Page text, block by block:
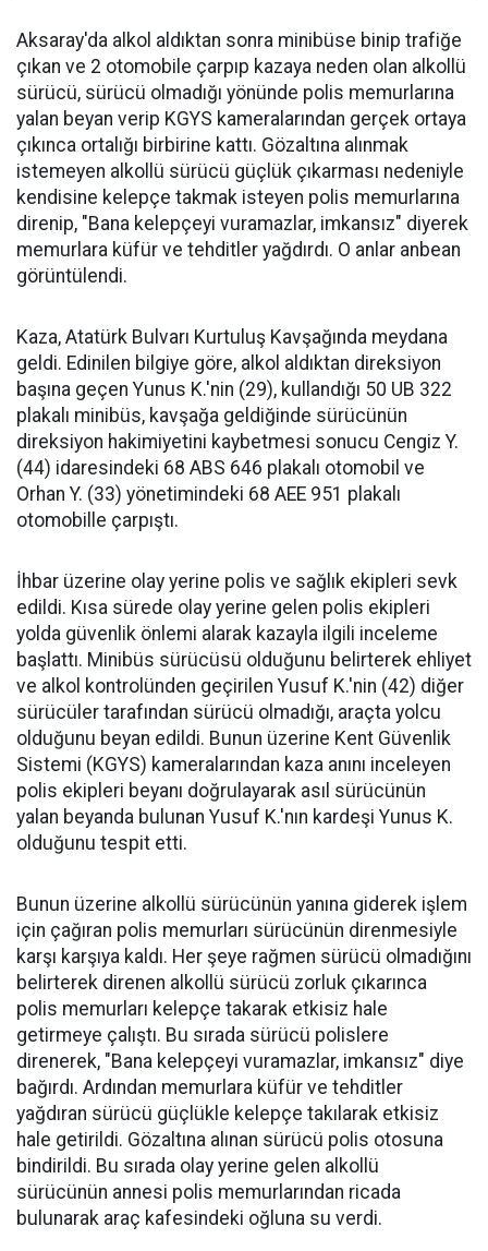
Aksaray'da alkol aldıktan sonra minibüse binip trafiğe
çıkan ve 2 otomobile çarpıp kazaya neden olan alkollü
sürücü, sürücü olmadığı yönünde polis memurlarına
yalan beyan verip KGYS kameralarından gerçek ortaya
çıkınca ortalığı birbirine kattı. Gözaltına alınmak
istemeyen alkollü sürücü güçlük çıkarması nedeniyle
kendisine kelepçe takmak isteyen polis memurlarına
direnip, "Bana kelepçeyi vuramazlar, imkansız" diyerek
memurlara küfür ve tehditler yağdırdı. O anlar anbean
görüntülendi.
Kaza, Atatürk Bulvarı Kurtuluş Kavşağında meydana
geldi. Edinilen bilgiye göre, alkol aldıktan direksiyon
başına geçen Yunus K.'nin (29), kullandığı 50 UB 322
plakalı minibüs, kavşağa geldiğinde sürücünün
direksiyon hakimiyetini kaybetmesi sonucu Cengiz Y.
(44) idaresindeki 68 ABS 646 plakalı otomobil ve
Orhan Y. (33) yönetimindeki 68 AEE 951 plakalı
otomobille çarpıştı.
İhbar üzerine olay yerine polis ve sağlık ekipleri sevk
edildi. Kısa sürede olay yerine gelen polis ekipleri
yolda güvenlik önlemi alarak kazayla ilgili inceleme
başlattı. Minibüs sürücüsü olduğunu belirterek ehliyet
ve alkol kontrolünden geçirilen Yusuf K.'nin (42) diğer
sürücüler tarafından sürücü olmadığı, araçta yolcu
olduğunu beyan edildi. Bunun üzerine Kent Güvenlik
Sistemi (KGYS) kameralarından kaza anını inceleyen
polis ekipleri beyanı doğrulayarak asıl sürücünün
yalan beyanda bulunan Yusuf K.'nın kardeşi Yunus K.
olduğunu tespit etti.
Bunun üzerine alkollü sürücünün yanına giderek işlem
için çağıran polis memurları sürücünün direnmesiyle
karşı karşıya kaldı. Her şeye rağmen sürücü olmadığını
belirterek direnen alkollü sürücü zorluk çıkarınca
polis memurları kelepçe takarak etkisiz hale
getirmeye çalıştı. Bu sırada sürücü polislere
direnerek, "Bana kelepçeyi vuramazlar, imkansız" diye
bağırdı. Ardından memurlara küfür ve tehditler
yağdıran sürücü güçlükle kelepçe takılarak etkisiz
hale getirildi. Gözaltına alınan sürücü polis otosuna
bindirildi. Bu sırada olay yerine gelen alkollü
sürücünün annesi polis memurlarından ricada
bulunarak araç kafesindeki oğluna su verdi.